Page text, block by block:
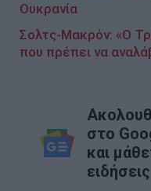
Ουκρανία
Σολτς-Μακρόν: «Ο
που πρέπει να
στο
και
ειδήσεις